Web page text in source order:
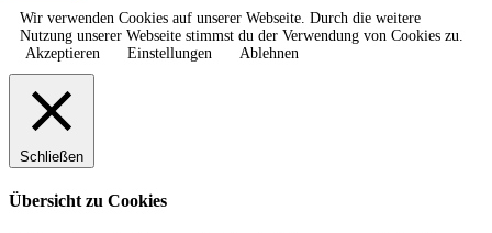
Wir verwenden Cookies auf unserer Webseite. Durch die weitere
Nutzung unserer Webseite stimmst du der Verwendung von Cookies zu.
Akzeptieren
Einstellungen Ablehnen
Schließen
Übersicht zu Cookies